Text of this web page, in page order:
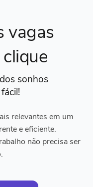
vagas
sonhos
relevantes em um
e eficiente.
não precisa ser